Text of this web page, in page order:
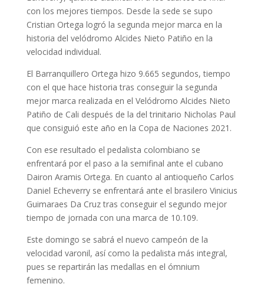
con los mejores tiempos. Desde la sede se supo
Cristian Ortega logró la segunda mejor marca en la
historia del velódromo Alcides Nieto Patiño en la
velocidad individual.
El Barranquillero Ortega hizo 9.665 segundos, tiempo
con el que hace historia tras conseguir la segunda
mejor marca realizada en el Velódromo Alcides Nieto
Patiño de Cali después de la del trinitario Nicholas Paul
que consiguió este año en la Copa de Naciones 2021.
Con ese resultado el pedalista colombiano se
enfrentará por el paso a la semifinal ante el cubano
Dairon Aramis Ortega. En cuanto al antioqueño Carlos
Daniel Echeverry se enfrentará ante el brasilero Vinicius
Guimaraes Da Cruz tras conseguir el segundo mejor
tiempo de jornada con una marca de 10.109.
Este domingo se sabrá el nuevo campeón de la
velocidad varonil, así como la pedalista más integral,
pues se repartirán las medallas en el ómnium
femenino.